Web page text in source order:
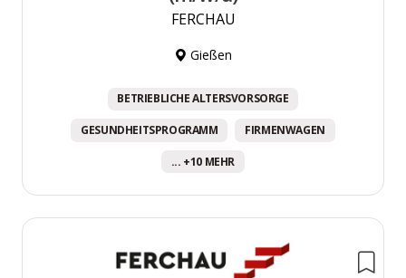
FERCHAU
Gießen
BETRIEBLICHE ALTERSVORSORGE
GESUNDHEITSPROGRAMM FIRMENWAGEN
... +10 MEHR